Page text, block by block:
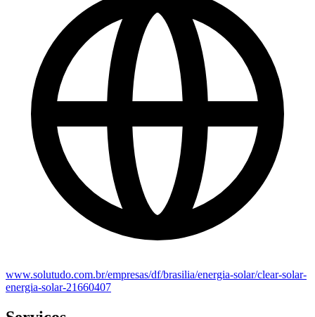
www.solutudo.com.br/empresas/df/brasilia/energia-solar/clear-solar-
energia-solar-21660407